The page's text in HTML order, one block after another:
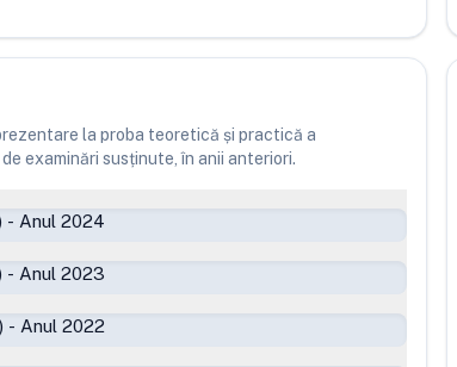
la proba teoretică și practică a
examinări susținute, în anii anteriori.
- Anul 2024
- Anul 2023
- Anul 2022